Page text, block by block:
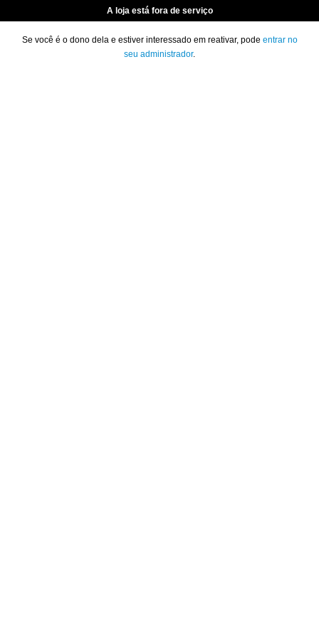
A loja está fora de serviço
Se você é o dono dela e estiver interessado em reativar, pode entrar no
seu administrador.